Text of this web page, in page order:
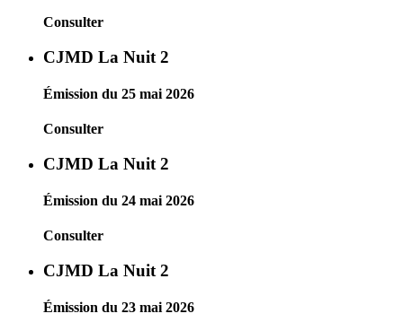
Consulter
CJMD La Nuit 2
Émission du 25 mai 2026
Consulter
CJMD La Nuit 2
Émission du 24 mai 2026
Consulter
CJMD La Nuit 2
Émission du 23 mai 2026